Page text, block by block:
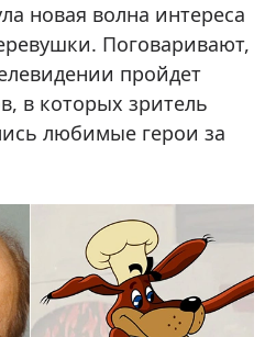
новая волна интереса
Поговаривают,
пройдет
в которых зритель
любимые герои за